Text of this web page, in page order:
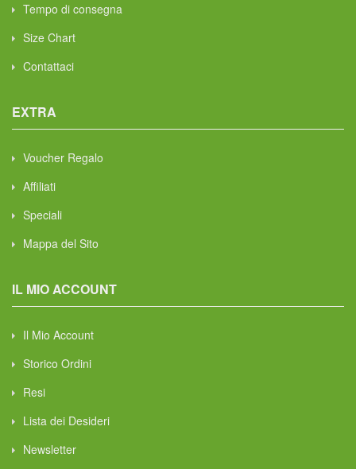
Tempo di consegna
Size Chart
Contattaci
EXTRA
Voucher Regalo
Affiliati
Speciali
Mappa del Sito
IL MIO ACCOUNT
Il Mio Account
Storico Ordini
Resi
Lista dei Desideri
Newsletter